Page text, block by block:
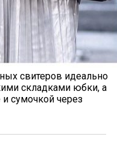
свитеров идеально
складками юбки, а
сумочкой через